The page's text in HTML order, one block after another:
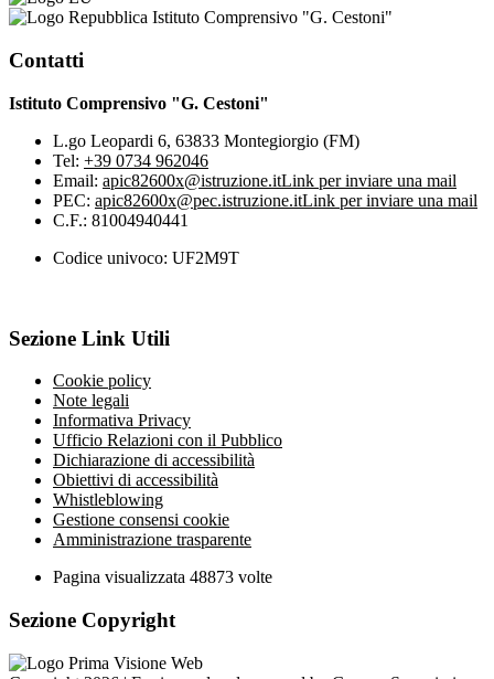
Istituto Comprensivo "G. Cestoni"
Contatti
Istituto Comprensivo "G. Cestoni"
L.go Leopardi 6, 63833 Montegiorgio (FM)
Tel: +39 0734 962046
Email: apic82600x@istruzione.itLink per inviare una mail
PEC: apic82600x@pec.istruzione.itLink per inviare una mail
C.F.: 81004940441
Codice univoco: UF2M9T
Sezione Link Utili
Cookie policy
Note legali
Informativa Privacy
Ufficio Relazioni con il Pubblico
Dichiarazione di accessibilità
Obiettivi di accessibilità
Whistleblowing
Gestione consensi cookie
Amministrazione trasparente
Pagina visualizzata 48873 volte
Sezione Copyright